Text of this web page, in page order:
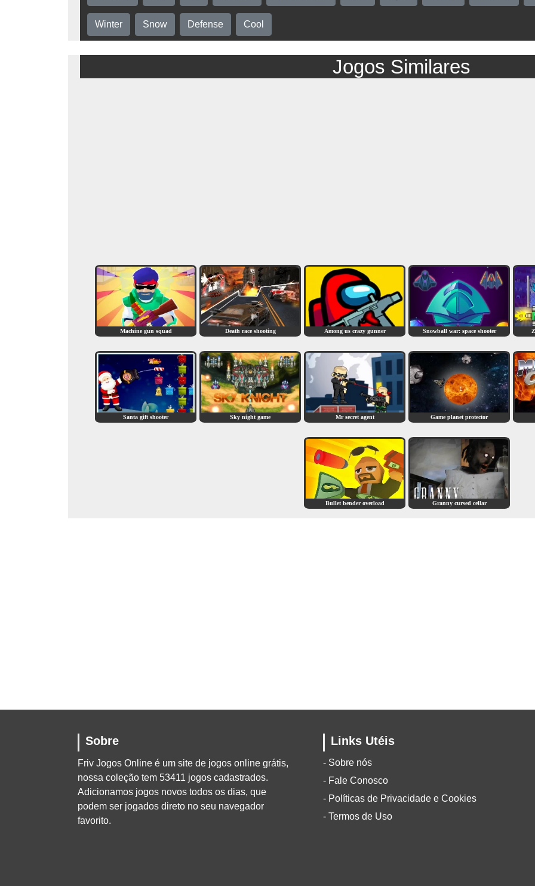
Winter Snow Defense Cool
Jogos Similares
Machine gun squad Death race shooting Among us crazy gunner Snowball war: space shooter
Santa gift shooter Sky night game Mr secret agent Game planet protector
Bullet bender overload Granny cursed cellar
Sobre
Friv Jogos Onlineé um site de jogos online grátis,
nossa coleção tem 53411 jogos cadastrados.
Adicionamos jogos novos todos os dias, que
podem ser jogados direto no seu navegador
favorito.
Links Utéis
- Sobre nós
- Fale Conosco
- Políticas de Privacidade e Cookies
- Termos de Uso